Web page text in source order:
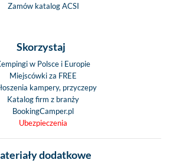
Zamów katalog ACSI
Skorzystaj
w Polsce i Europie
Miejscówki za FREE
kampery, przyczepy
Katalog firm z branży
BookingCamper.pl
Ubezpieczenia
dodatkowe